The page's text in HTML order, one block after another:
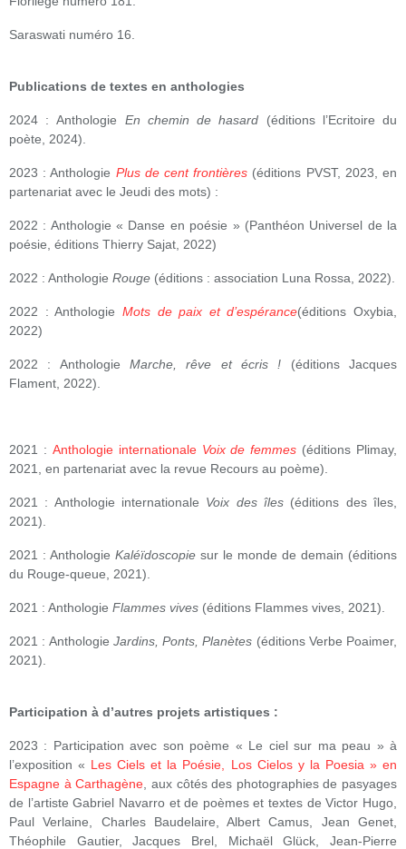
Saraswati numéro 16.
Publications de textes en anthologies
2024 : Anthologie En chemin de hasard (éditions l’Ecritoire du
poète, 2024).
2023 : Anthologie Plus de cent frontières (éditions PVST, 2023, en
partenariat avec le Jeudi des mots) :
2022 : Anthologie « Danse en poésie » (Panthéon Universel de la
poésie, éditions Thierry Sajat, 2022)
2022 : Anthologie Rouge (éditions : association Luna Rossa, 2022).
2022 : Anthologie Mots de paix et d’espérance(éditions Oxybia,
2022)
2022 : Anthologie Marche, rêve et écris ! (éditions Jacques
Flament, 2022).
2021 : Anthologie internationale Voix de femmes (éditions Plimay,
2021, en partenariat avec la revue Recours au poème).
2021 : Anthologie internationale Voix des îles (éditions des îles,
2021).
2021 : Anthologie Kaléïdoscopie sur le monde de demain (éditions
du Rouge-queue, 2021).
2021 : Anthologie Flammes vives (éditions Flammes vives, 2021).
2021 : Anthologie Jardins, Ponts, Planètes (éditions Verbe Poaimer,
2021).
Participation à d’autres projets artistiques :
2023 : Participation avec son poème « Le ciel sur ma peau » à
l’exposition « Les Ciels et la Poésie, Los Cielos y la Poesia » en
Espagne à Carthagène , aux côtés des photographies de pasyages
de l’artiste Gabriel Navarro et de poèmes et textes de Victor Hugo,
Paul Verlaine, Charles Baudelaire, Albert Camus, Jean Genet,
Théophile Gautier, Jacques Brel, Michaël Glück, Jean-Pierre